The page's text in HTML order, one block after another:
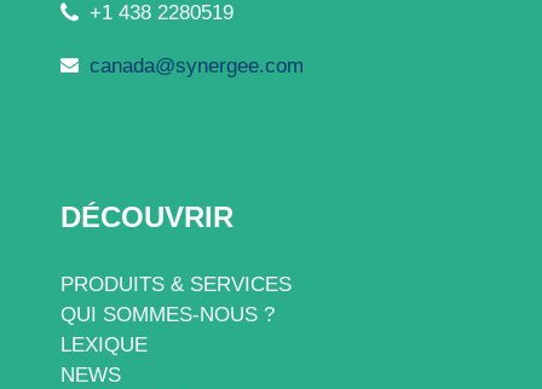
+1 438 2280519
canada@synergee.com
DÉCOUVRIR
PRODUITS & SERVICES
QUI SOMMES-NOUS ?
LEXIQUE
NEWS